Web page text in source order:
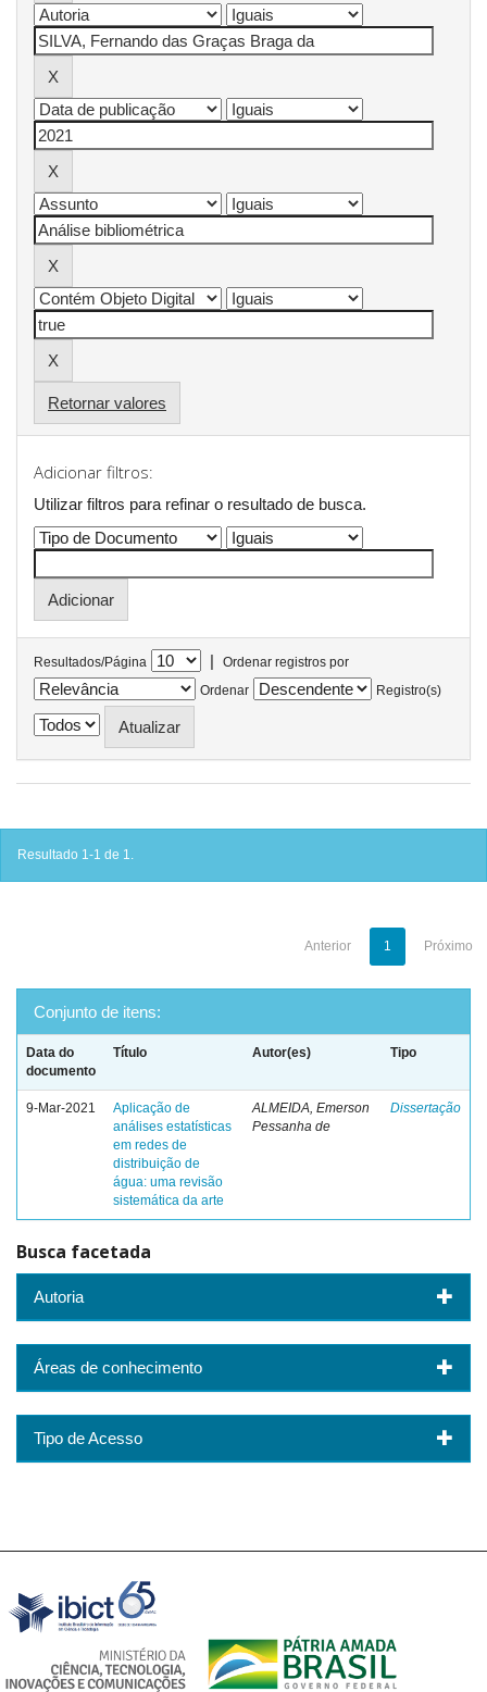
Retornar valores
Adicionar filtros:
Utilizar filtros para refinar o resultado de busca.
Resultados/Página |
Ordenar registros por
Ordenar
Registro(s)
Resultado 1-1 de 1.
Anterior 1 Próximo
Conjunto de itens:
Data do
documento
Título Autor(es) Tipo
9-Mar-2021
Aplicação de
análises estatísticas
em redes de
distribuição de
água: uma revisão
sistemática da arte
ALMEIDA, Emerson
Pessanha de
Dissertação
Busca facetada
Autoria
Áreas de conhecimento
Tipo de Acesso